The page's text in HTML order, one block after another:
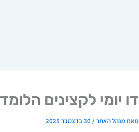
דו יומי לקצינים
מאתמנהל האתר / 30 בדצמבר 2025